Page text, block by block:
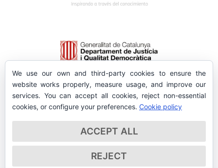
We use our own and third-party cookies to ensure the
website works properly, measure usage, and improve our
services. You can accept all cookies, reject non-essential
cookies, or configure your preferences. Cookie policy
ACCEPT ALL
REJECT